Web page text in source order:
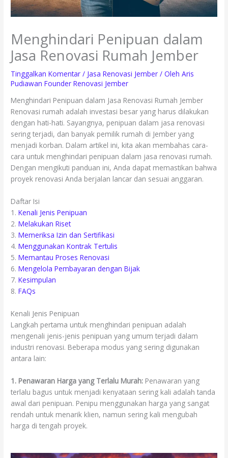
Menghindari Penipuan dalam
Jasa Renovasi Rumah Jember
Tinggalkan Komentar / Jasa Renovasi Jember / OlehAris
Pudiawan Founder Renovasi Jember
Menghindari Penipuan dalam Jasa Renovasi Rumah Jember
Renovasi rumah adalah investasi besar yang harus dilakukan
dengan hati-hati. Sayangnya, penipuan dalam jasa renovasi
sering terjadi, dan banyak pemilik rumah di Jember yang
menjadi korban. Dalam artikel ini, kita akan membahas cara-
cara untuk menghindari penipuan dalam jasa renovasi rumah.
Dengan mengikuti panduan ini, Anda dapat memastikan bahwa
proyek renovasi Anda berjalan lancar dan sesuai anggaran.
Daftar Isi
1.Kenali Jenis Penipuan
2.Melakukan Riset
3.Memeriksa Izin dan Sertifikasi
4.Menggunakan Kontrak Tertulis
5.Memantau Proses Renovasi
6.Mengelola Pembayaran dengan Bijak
7.Kesimpulan
8.FAQs
Kenali Jenis Penipuan
Langkah pertama untuk menghindari penipuan adalah
mengenali jenis-jenis penipuan yang umum terjadi dalam
industri renovasi. Beberapa modus yang sering digunakan
antara lain:
1. Penawaran Harga yang Terlalu Murah: Penawaran yang
terlalu bagus untuk menjadi kenyataan sering kali adalah tanda
awal dari penipuan. Penipu menggunakan harga yang sangat
rendah untuk menarik klien, namun sering kali mengubah
harga di tengah proyek.